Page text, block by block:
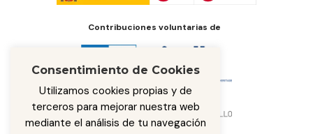
Contribuciones voluntarias de
Consentimiento de Cookies
Utilizamos cookies propias y de
terceros para mejorar nuestra web
mediante el análisis de tu navegación